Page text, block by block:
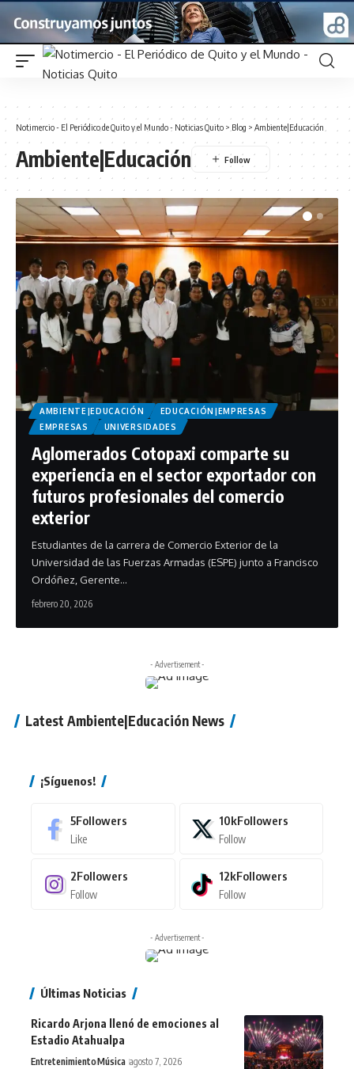
Notimercio - El Periódico de Quito y el Mundo - Noticias Quito > Blog > Ambiente|Educación
Ambiente|Educación
AMBIENTE|EDUCACIÓN
EDUCACIÓN|EMPRESAS
EMPRESAS
UNIVERSIDADES
Aglomerados Cotopaxi comparte su
experiencia en el sector exportador con
futuros profesionales del comercio
exterior
Estudiantes de la carrera de Comercio Exterior de la
Universidad de las Fuerzas Armadas (ESPE) junto a Francisco
Ordóñez, Gerente…
febrero 20, 2026
- Advertisement -
Latest Ambiente|Educación News
¡Síguenos!
5Followers
Like
10kFollowers
Follow
2Followers
Follow
12kFollowers
Follow
- Advertisement -
Últimas Noticias
Ricardo Arjona llenó de emociones al
Estadio Atahualpa
EntretenimientoMúsica agosto 7, 2026